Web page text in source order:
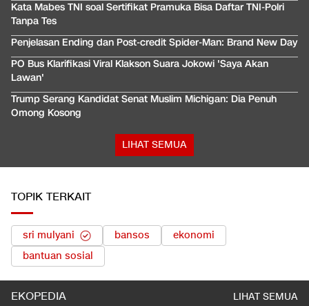
Kata Mabes TNI soal Sertifikat Pramuka Bisa Daftar TNI-Polri
Tanpa Tes
Penjelasan Ending dan Post-credit Spider-Man: Brand New Day
PO Bus Klarifikasi Viral Klakson Suara Jokowi 'Saya Akan
Lawan'
Trump Serang Kandidat Senat Muslim Michigan: Dia Penuh
Omong Kosong
LIHAT SEMUA
TOPIK TERKAIT
sri mulyani bansos
ekonomi
bantuan sosial
EKOPEDIA LIHAT SEMUA